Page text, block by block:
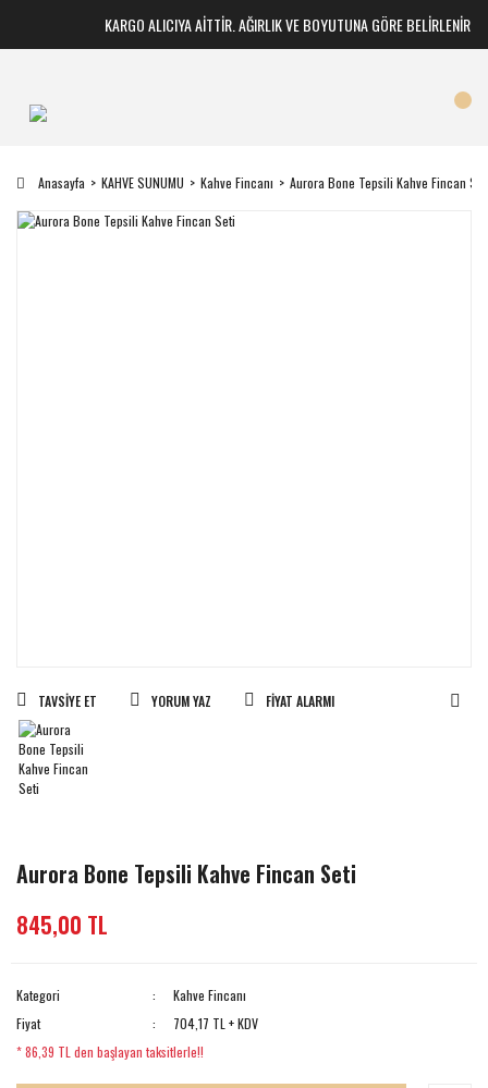
KARGO ALICIYA AİTTİR. AĞIRLIK VE BOYUTUNA GÖRE BELİRLENİR
Anasayfa KAHVE SUNUMU Kahve Fincanı Aurora Bone Tepsili Kahve Fincan
TAVSIYE ET YORUM YAZ FIYAT ALARMI
Aurora Bone Tepsili Kahve Fincan Seti
845,00 TL
Kategori
Kahve Fincanı
Fiyat
704,17 TL + KDV
* 86,39 TL den başlayan taksitlerle!!